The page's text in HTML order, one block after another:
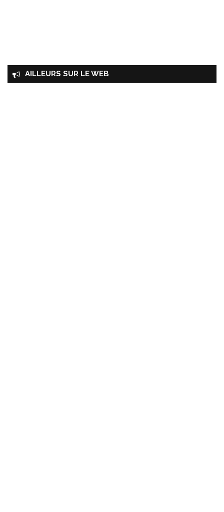
AILLEURS SUR LE WEB